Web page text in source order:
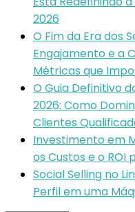
2026
O Fim da Era dos
Engajamento e a
Métricas que
O Guia Definitivo
2026: Como
Clientes
Investimento em
os Custos e o ROI
Social Selling no
Perfil em uma